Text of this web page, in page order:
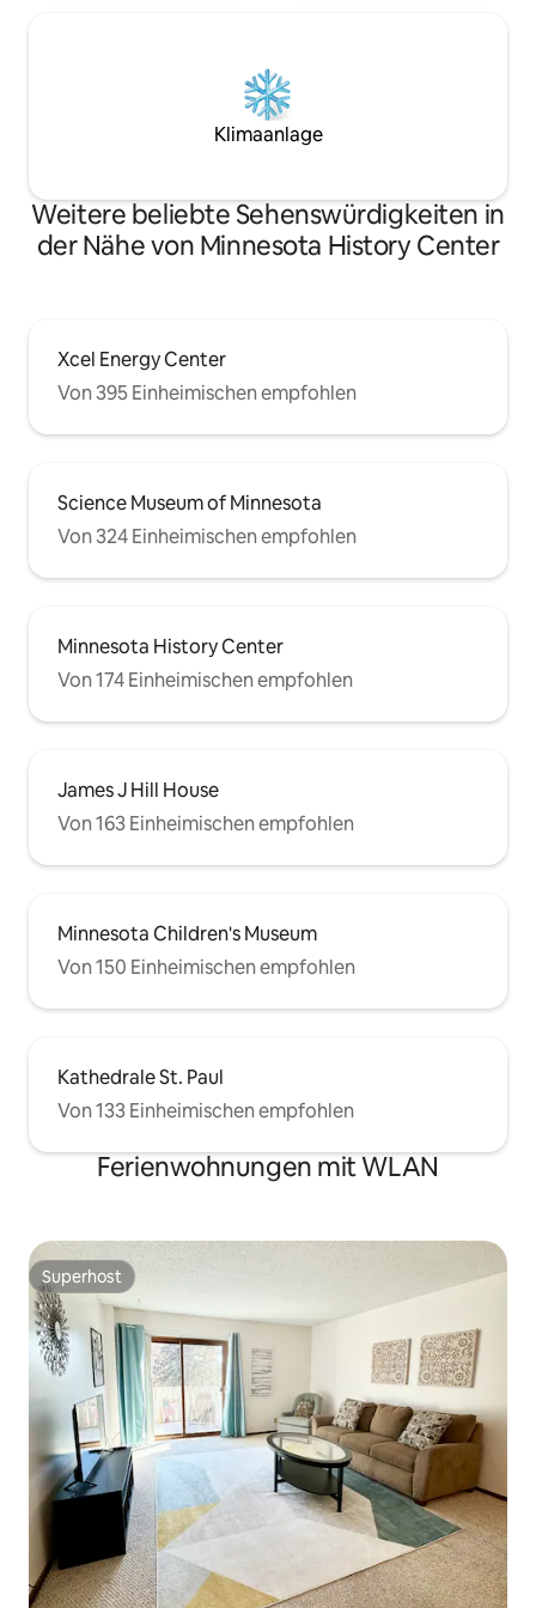
Klimaanlage
Weitere beliebte Sehenswürdigkeiten in
der Nähe von Minnesota History Center
Xcel Energy Center
Von 395 Einheimischen empfohlen
Science Museum of Minnesota
Von 324 Einheimischen empfohlen
Minnesota History Center
Von 174 Einheimischen empfohlen
James J Hill House
Von 163 Einheimischen empfohlen
Minnesota Children's Museum
Von 150 Einheimischen empfohlen
Kathedrale St. Paul
Von 133 Einheimischen empfohlen
Ferienwohnungen mit WLAN
Superhost
Superhost